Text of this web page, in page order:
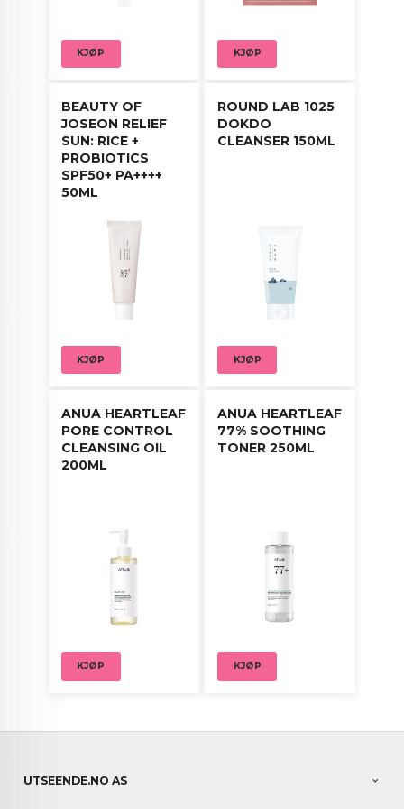
For ekstra pleie kan padene legges på tørre
Fjern og klapp forsiktig inn gjenværende
KJØP KJØP
BEAUTY OF
JOSEON RELIEF
SUN: RICE +
PROBIOTICS
SPF50+ PA++++
50ML
KJØP
ROUND LAB 1025
DOKDO
CLEANSER 150ML
KJØP
ANUA HEARTLEAF
PORE CONTROL
CLEANSING OIL
200ML
KJØP
ANUA HEARTLEAF
77% SOOTHING
TONER 250ML
KJØP
UTSEENDE.NO AS